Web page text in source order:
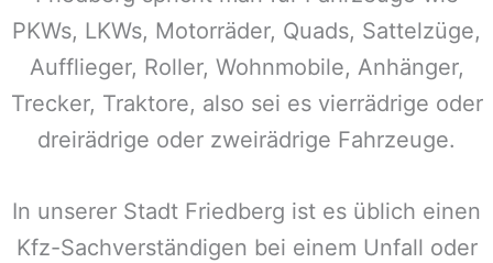
PKWs, LKWs, Motorräder, Quads, Sattelzüge,
Aufflieger, Roller, Wohnmobile, Anhänger,
Trecker, Traktore, also sei es vierrädrige oder
dreirädrige oder zweirädrige Fahrzeuge.
In unserer Stadt Friedberg ist es üblich einen
Kfz-Sachverständigen bei einem Unfall oder